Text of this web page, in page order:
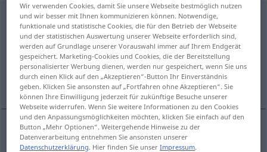
cestopism <6. -u/-e>
Übersicht aller Übersetzungen
(Für mehr Details die Übersetzung anklicken/antippen)
Reisebeschreibung
Reisebeschreibungf cestopis
Wir verwenden Cookies, damit Sie unsere Webseite bestmöglich nutzen
und wir besser mit Ihnen kommunizieren können. Notwendige,
funktionale und statistische Cookies, die für den Betrieb der Webseite
und der statistischen Auswertung unserer Webseite erforderlich sind,
werden auf Grundlage unserer Vorauswahl immer auf Ihrem Endgerät
gespeichert. Marketing-Cookies und Cookies, die der Bereitstellung
personalisierter Werbung dienen, werden nur gespeichert, wenn Sie uns
durch einen Klick auf den „Akzeptieren“-Button Ihr Einverständnis
geben. Klicken Sie ansonsten auf „Fortfahren ohne Akzeptieren“. Sie
können Ihre Einwilligung jederzeit für zukünftige Besuche unserer
Webseite widerrufen. Wenn Sie weitere Informationen zu den Cookies
und den Anpassungsmöglichkeiten möchten, klicken Sie einfach auf den
Button „Mehr Optionen“. Weitergehende Hinweise zu der
Datenverarbeitung entnehmen Sie ansonsten unserer
Datenschutzerklärung. Hier finden Sie unserImpressum.